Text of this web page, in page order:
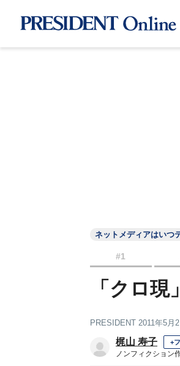
ネットメディアはいつ
#1
「クロ
PRESIDENT 2011年5月
梶山 寿子 +
ノンフィクション